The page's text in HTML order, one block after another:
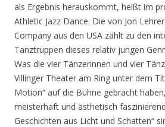
als Ergebnis herauskommt, heißt im
Athletic Jazz Dance. Die von Jon
Company aus den USA zählt zu den
Tanztruppen dieses relativ jungen
Was die vier Tänzerinnen und vier
Villinger Theater am Ring unter dem
Motion“ auf die Bühne gebracht
meisterhaft und ästhetisch
Geschichten aus Licht und Schatten“